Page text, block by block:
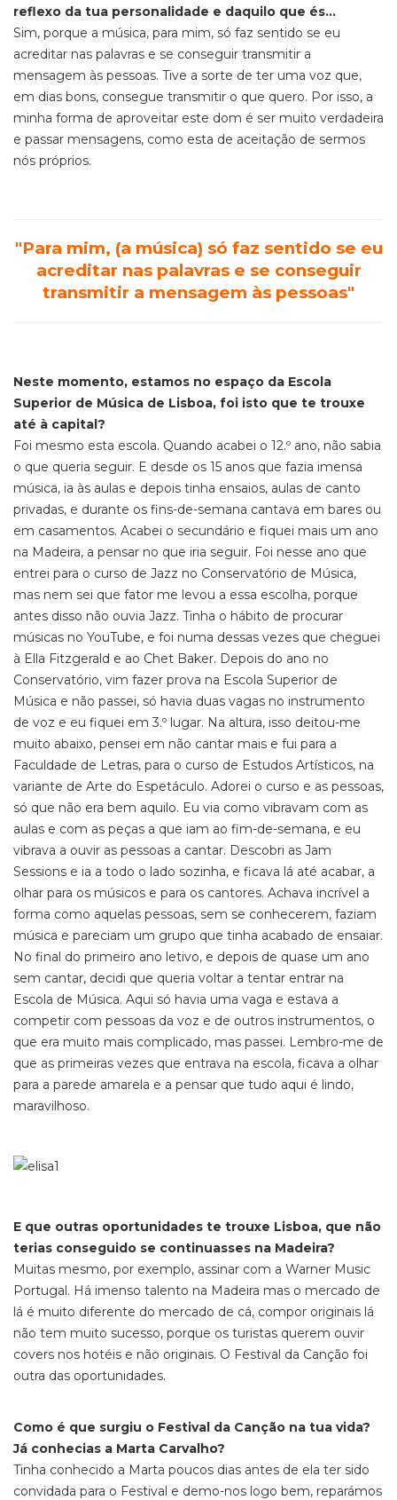
reflexo da tua personalidade e daquilo que és...
Sim, porque a música, para mim, só faz sentido se eu
acreditar nas palavras e se conseguir transmitir a
mensagem às pessoas. Tive a sorte de ter uma voz que,
em dias bons, consegue transmitir o que quero. Por isso, a
minha forma de aproveitar este dom é ser muito verdadeira
e passar mensagens, como esta de aceitação de sermos
nós próprios.
"Para mim, (a música) só faz sentido se eu
acreditar nas palavras e se conseguir
transmitir a mensagem às pessoas"
Neste momento, estamos no espaço da Escola
Superior de Música de Lisboa, foi isto que te trouxe
até à capital?
Foi mesmo esta escola. Quando acabei o 12.º ano, não sabia
o que queria seguir. E desde os 15 anos que fazia imensa
música, ia às aulas e depois tinha ensaios, aulas de canto
privadas, e durante os fins-de-semana cantava em bares ou
em casamentos. Acabei o secundário e fiquei mais um ano
na Madeira, a pensar no que iria seguir. Foi nesse ano que
entrei para o curso de Jazz no Conservatório de Música,
mas nem sei que fator me levou a essa escolha, porque
antes disso não ouvia Jazz. Tinha o hábito de procurar
músicas no YouTube, e foi numa dessas vezes que cheguei
à Ella Fitzgerald e ao Chet Baker. Depois do ano no
Conservatório, vim fazer prova na Escola Superior de
Música e não passei, só havia duas vagas no instrumento
de voz e eu fiquei em 3.º lugar. Na altura, isso deitou-me
muito abaixo, pensei em não cantar mais e fui para a
Faculdade de Letras, para o curso de Estudos Artísticos, na
variante de Arte do Espetáculo. Adorei o curso e as pessoas,
só que não era bem aquilo. Eu via como vibravam com as
aulas e com as peças a que iam ao fim-de-semana, e eu
vibrava a ouvir as pessoas a cantar. Descobri as Jam
Sessions e ia a todo o lado sozinha, e ficava lá até acabar, a
olhar para os músicos e para os cantores. Achava incrível a
forma como aquelas pessoas, sem se conhecerem, faziam
música e pareciam um grupo que tinha acabado de ensaiar.
No final do primeiro ano letivo, e depois de quase um ano
sem cantar, decidi que queria voltar a tentar entrar na
Escola de Música. Aqui só havia uma vaga e estava a
competir com pessoas da voz e de outros instrumentos, o
que era muito mais complicado, mas passei. Lembro-me de
que as primeiras vezes que entrava na escola, ficava a olhar
para a parede amarela e a pensar que tudo aqui é lindo,
maravilhoso.
E que outras oportunidades te trouxe Lisboa, que não
terias conseguido se continuasses na Madeira?
Muitas mesmo, por exemplo, assinar com a Warner Music
Portugal. Há imenso talento na Madeira mas o mercado de
lá é muito diferente do mercado de cá, compor originais lá
não tem muito sucesso, porque os turistas querem ouvir
covers nos hotéis e não originais. O Festival da Canção foi
outra das oportunidades.
Como é que surgiu o Festival da Canção na tua vida?
Já conhecias a Marta Carvalho?
Tinha conhecido a Marta poucos dias antes de ela ter sido
convidada para o Festival e demo-nos logo bem, reparámos